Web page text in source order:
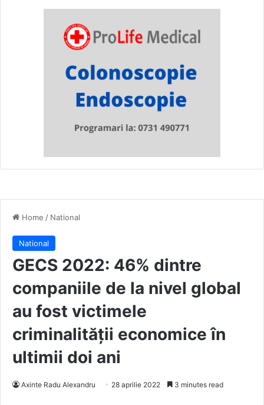
Home / National
National
GECS 2022: 46% dintre
companiile de la nivel global
au fost victimele
criminalității economice în
ultimii doi ani
Axinte Radu Alexandru 28 aprilie 2022 3 minutes read